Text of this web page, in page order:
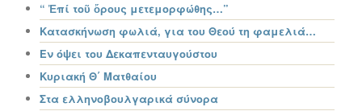
“ Ἐπί τοῦ ὄρους μετεμορφώθης…”
Κατασκήνωση φωλιά, για του Θεού τη φαμελιά…
Εν όψει του Δεκαπενταυγούστου
Κυριακή Θ΄ Ματθαίου
Στα ελληνοβουλγαρικά σύνορα